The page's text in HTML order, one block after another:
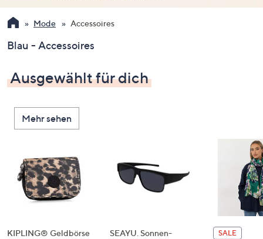
verwenden
Sie
Pfeiltasten
oben
und
nach
unten
oder
Sie
auf
Touch-
Geräten
links
Mode Accessoires
Blau - Accessoires
Ausgewählt für dich
Mehr sehen
KIPLING® Geldbörse
SEAYU. Sonnen-
SALE